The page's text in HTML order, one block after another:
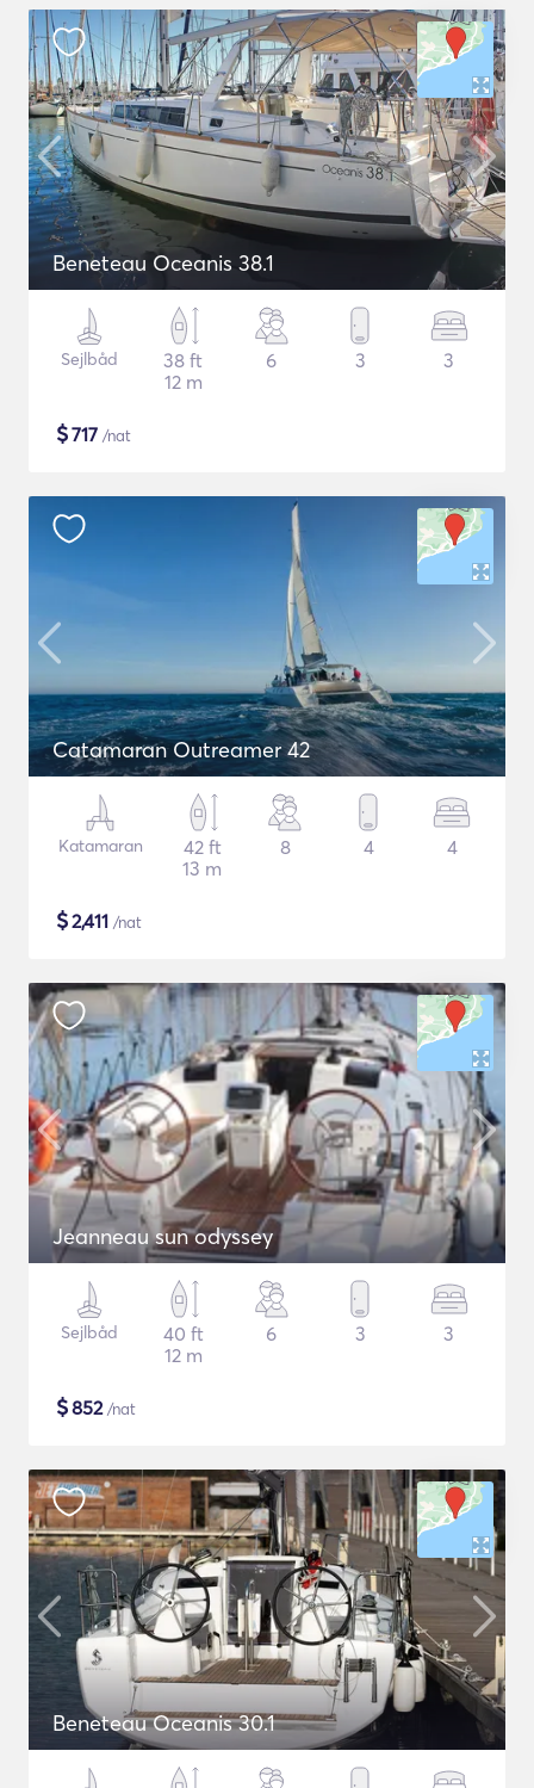
Beneteau Oceanis 38.1
Sejlbåd
38 ft
12 m
6 3 3
$717 /nat
Catamaran Outreamer 42
Katamaran
42 ft
13 m
8 4 4
$2,411 /nat
Jeanneau sun odyssey
Sejlbåd
40 ft
12 m
6 3 3
$852/nat
Beneteau Oceanis 30.1